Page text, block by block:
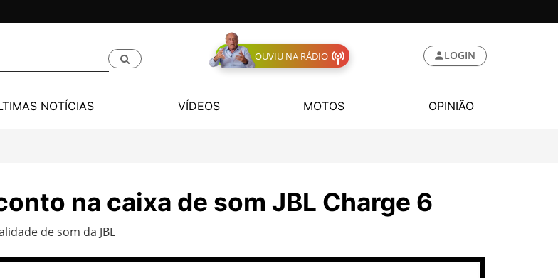
OUVIU NA RÁDIO LOGIN
NOTÍCIAS VÍDEOS MOTOS OPINIÃO
na caixa de som JBL Charge 6
de som da JBL